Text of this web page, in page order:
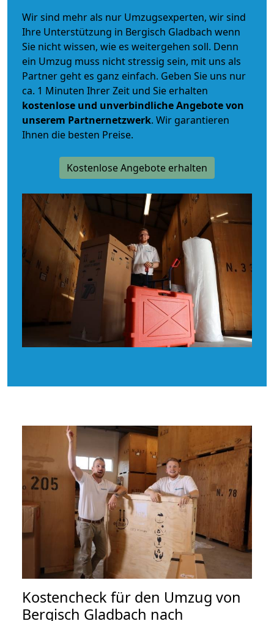
Wir sind mehr als nur Umzugsexperten, wir sind
Ihre Unterstützung in Bergisch Gladbach wenn
Sie nicht wissen, wie es weitergehen soll. Denn
ein Umzug muss nicht stressig sein, mit uns als
Partner geht es ganz einfach. Geben Sie uns nur
ca. 1 Minuten Ihrer Zeit und Sie erhalten
kostenlose und unverbindlicheAngebote von
unserem Partnernetzwerk. Wir garantieren
Ihnen die besten Preise.
Kostenlose Angebote erhalten
Kostencheck für den Umzug von
Bergisch Gladbach nach